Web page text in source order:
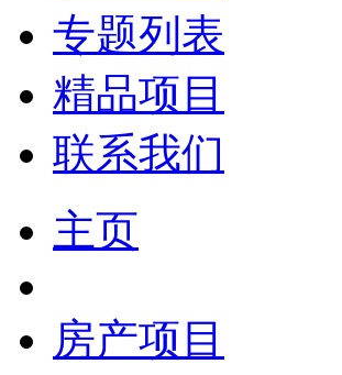
专题列表
精品项目
联系我们
主页
房产项目